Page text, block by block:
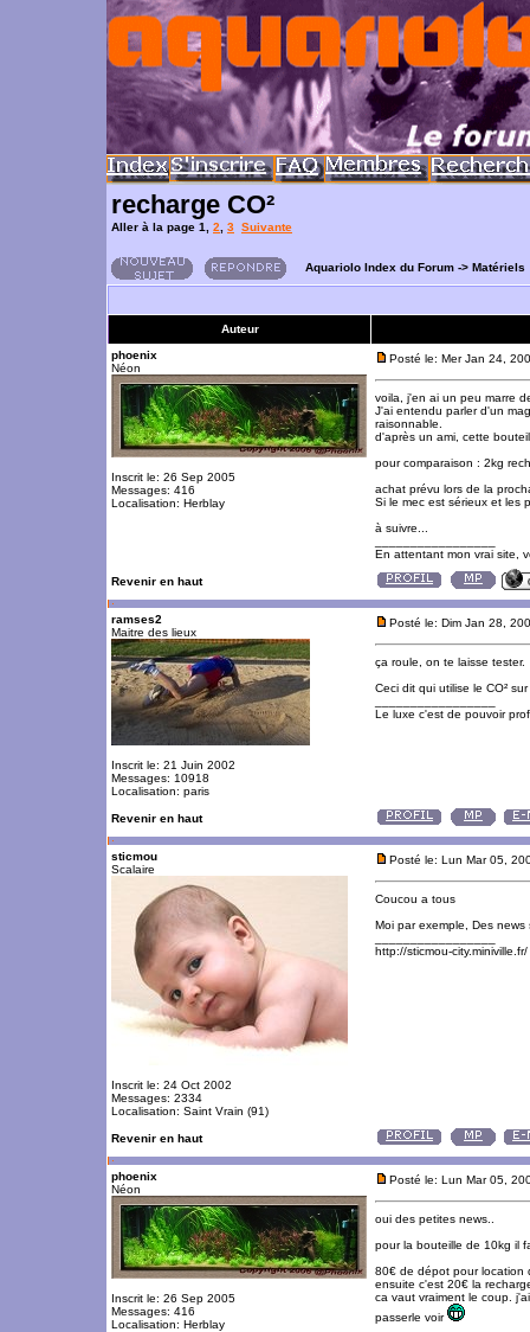
recharge CO²
Aller à la page 1 2 3 Suivante
Aquariolo Index du Forum -> Matériels
Auteur
phoenix
Néon
Inscrit le: 26 Sep 2005
Messages: 416
Localisation: Herblay
Posté le: Mer Jan 24,
voila, j'en ai un peu marre
J'ai entendu parler d'un
raisonnable.
d'après un ami, cette
pour comparaison : 2kg
achat prévu lors de la
Si le mec est sérieux et les
à suivre...
En attentant mon vrai site,
Revenir en haut
ramses2
Maitre des lieux
Inscrit le: 21 Juin 2002
Messages: 10918
Localisation: paris
Posté le: Dim Jan 28,
ça roule, on te laisse tester.
Ceci dit qui utilise le CO²
Le luxe c'est de pouvoir
Revenir en haut
sticmou
Scalaire
Inscrit le: 24 Oct 2002
Messages: 2334
Localisation: Saint Vrain (91)
Posté le: Lun Mar 05,
Coucou a tous
Moi par exemple, Des news
http://sticmou-city.miniville.fr/
Revenir en haut
phoenix
Néon
Inscrit le: 26 Sep 2005
Messages: 416
Localisation: Herblay
Posté le: Lun Mar 05,
oui des petites news..
pour la bouteille de 10kg il
80€ de dépot pour location
ensuite c'est 20€ la
ca vaut vraiment le coup.
passerle voir